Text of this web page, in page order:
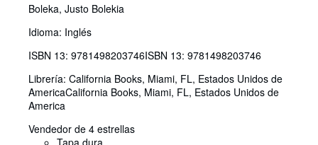
Boleka, Justo Bolekia
Idioma: Inglés
ISBN 13: 9781498203746ISBN 13: 9781498203746
Librería: California Books, Miami, FL, Estados Unidos de
AmericaCalifornia Books, Miami, FL, Estados Unidos de
America
Vendedor de 4 estrellas
Tapa dura